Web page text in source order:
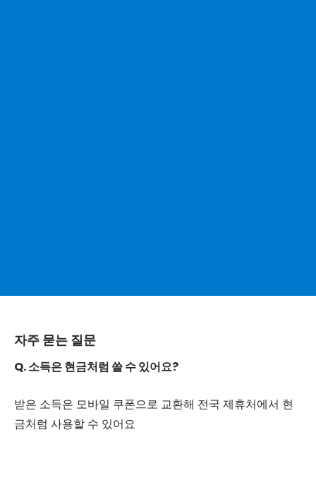
자주 묻는 질문
Q. 소득은 현금처럼 쓸 수 있어요?
받은 소득은 모바일 쿠폰으로 교환해 전국 제휴처에서 현
금처럼 사용할 수 있어요